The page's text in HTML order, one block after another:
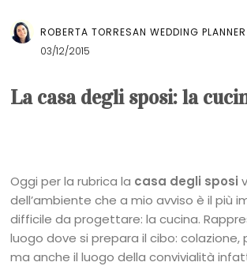
ROBERTA TORRESAN WEDDING
03/12/2015
La casa degli sposi: la
Oggi per la rubrica la casa degli sposi
dell’ambiente che a mio avviso è il più
difficile da progettare: la cucina.
luogo dove si prepara il cibo: colazione,
ma anche il luogo della convivialità